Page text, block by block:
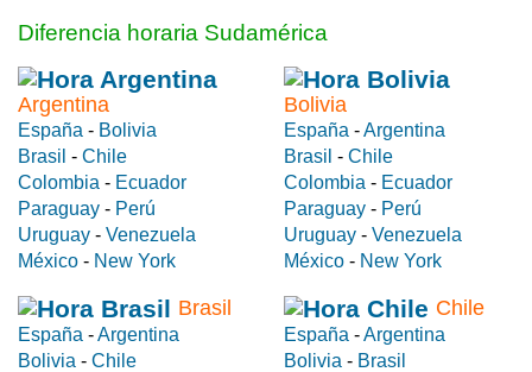
Diferencia horaria Sudamérica
Argentina
España - Bolivia
Brasil - Chile
Colombia - Ecuador
Paraguay - Perú
Uruguay - Venezuela
México - New York
Bolivia
España -Argentina
Brasil - Chile
Colombia - Ecuador
Paraguay - Perú
Uruguay - Venezuela
México - New York
Brasil
España -Argentina
Bolivia - Chile
Chile
España -Argentina
Bolivia - Brasil